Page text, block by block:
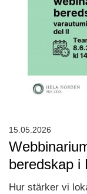
beredskap i
Hur stärker vi
15.05.2026